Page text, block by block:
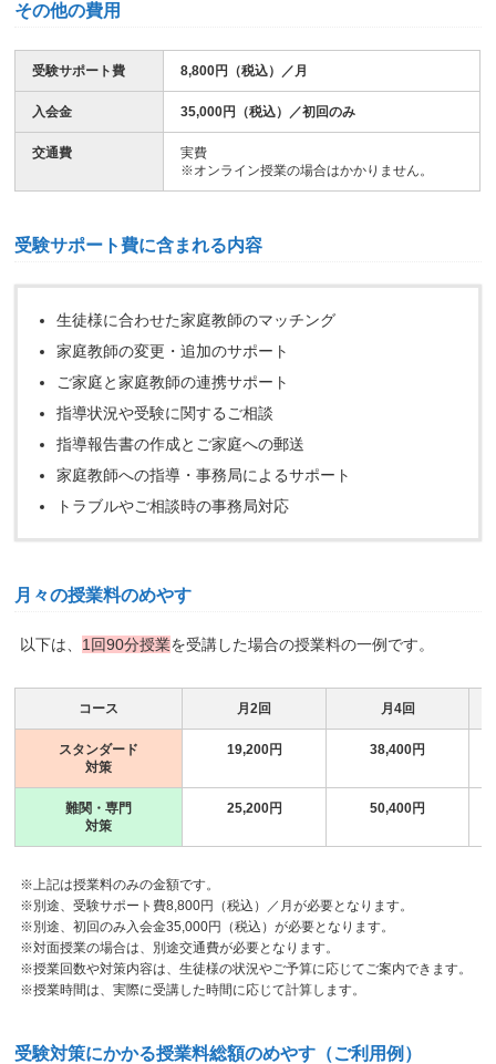
その他の費用
受験サポート費 8,800円（税込）／月
入会金 35,000円（税込）／初回のみ
交通費
実費
※オンライン授業の場合はかかりません。
受験サポート費に含まれる内容
生徒様に合わせた家庭教師のマッチング
家庭教師の変更・追加のサポート
ご家庭と家庭教師の連携サポート
指導状況や受験に関するご相談
指導報告書の作成とご家庭への郵送
家庭教師への指導・事務局によるサポート
トラブルやご相談時の事務局対応
月々の授業料のめやす
以下は、 1回90分授業を受講した場合の授業料の一例です。
コース 月2回 月4回
スタンダード
対策
19,200円 38,400円
難関・専門
対策
25,200円 50,400円
※上記は授業料のみの金額です。
※別途、受験サポート費8,800円（税込）／月が必要となります。
※別途、初回のみ入会金35,000円（税込）が必要となります。
※対面授業の場合は、別途交通費が必要となります。
※授業回数や対策内容は、生徒様の状況やご予算に応じてご案内できます。
※授業時間は、実際に受講した時間に応じて計算します。
受験対策にかかる授業料総額のめやす（ご利用例）